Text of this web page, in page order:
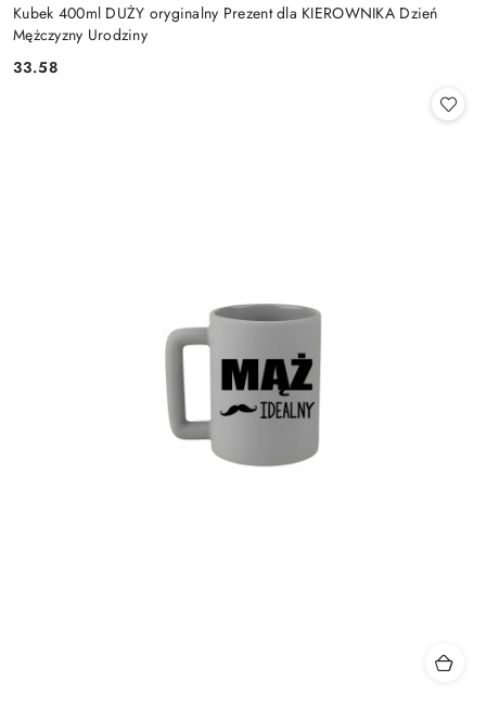
Kubek 400ml DUŻY oryginalny Prezent dla KIEROWNIKA Dzień
Mężczyzny Urodziny
Cena:
33.58